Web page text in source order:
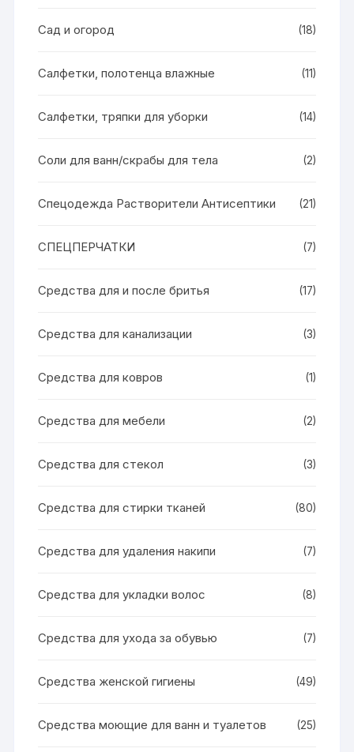
Сад и огород (18)
Салфетки, полотенца влажные (11)
Салфетки, тряпки для уборки (14)
Соли для ванн/скрабы для тела (2)
Спецодежда Растворители Антисептики (21)
СПЕЦПЕРЧАТКИ (7)
Средства для и после бритья (17)
Средства для канализации (3)
Средства для ковров (1)
Средства для мебели (2)
Средства для стекол (3)
Средства для стирки тканей (80)
Средства для удаления накипи (7)
Средства для укладки волос (8)
Средства для ухода за обувью (7)
Средства женской гигиены (49)
Средства моющие для ванн и туалетов (25)